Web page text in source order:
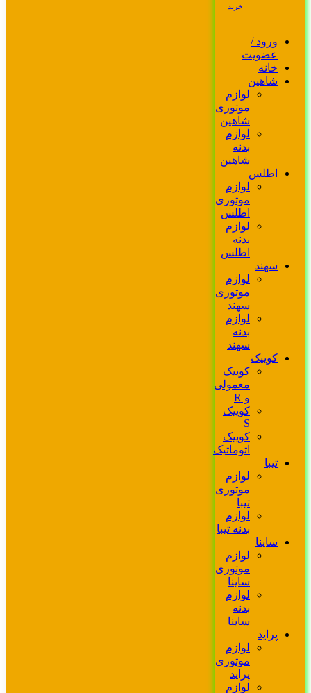
ورود /
عضویت
خانه
شاهین
لوازم
موتوری
شاهین
لوازم
شاهین
اطلس
لوازم
موتوری
اطلس
لوازم
اطلس
سهند
لوازم
موتوری
لوازم
کوییک
کوییک
معمولی
کوییک
کوییک
اتوماتیک
لوازم
موتوری
لوازم
بدنه تیبا
ساینا
لوازم
موتوری
لوازم
پراید
لوازم
موتوری
لوازم